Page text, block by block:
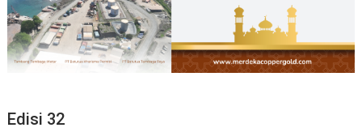
Edisi 32